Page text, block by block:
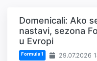
Domenicali: Ako
nastavi, sezona
u Evropi
Formula 1 29.07.2026